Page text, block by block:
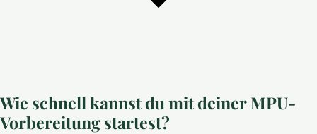
Wie schnell kannst du mit deiner MPU-
Vorbereitung startest?